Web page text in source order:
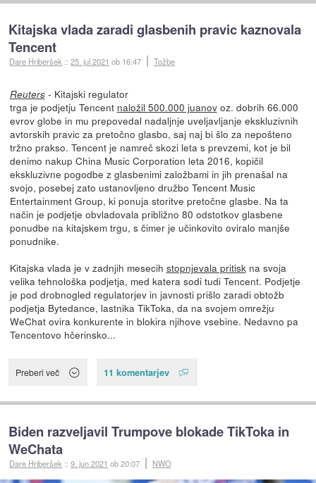
Kitajska vlada zaradi glasbenih pravic kaznovala
Tencent
Dare Hriberšek ::25. jul 2021 ob 16:47 Tožbe
Reuters- Kitajski regulator
trga je podjetju Tencent naložil 500.000 juanovoz. dobrih 66.000
evrov globe in mu prepovedal nadaljnje uveljavljanje ekskluzivnih
avtorskih pravic za pretočno glasbo, saj naj bi šlo za nepošteno
tržno prakso. Tencent je namreč skozi leta s prevzemi, kot je bil
denimo nakup China Music Corporation leta 2016, kopičil
ekskluzivne pogodbe z glasbenimi založbami in jih prenašal na
svojo, posebej zato ustanovljeno družbo Tencent Music
Entertainment Group, ki ponuja storitve pretočne glasbe. Na ta
način je podjetje obvladovala približno 80 odstotkov glasbene
ponudbe na kitajskem trgu, s čimer je učinkovito oviralo manjše
ponudnike.
Kitajska vlada je v zadnjih mesecih stopnjevala pritiskna svoja
velika tehnološka podjetja, med katera sodi tudi Tencent. Podjetje
je pod drobnogled regulatorjev in javnosti prišlo zaradi obtožb
podjetja Bytedance, lastnika TikToka, da na svojem omrežju
WeChat ovira konkurente in blokira njihove vsebine. Nedavno pa
Tencentovo hčerinsko...
Preberi več 11 komentarjev
Biden razveljavil Trumpove blokade TikToka in
WeChata
Dare Hriberšek ::9. jun 2021 ob 20:07 NWO